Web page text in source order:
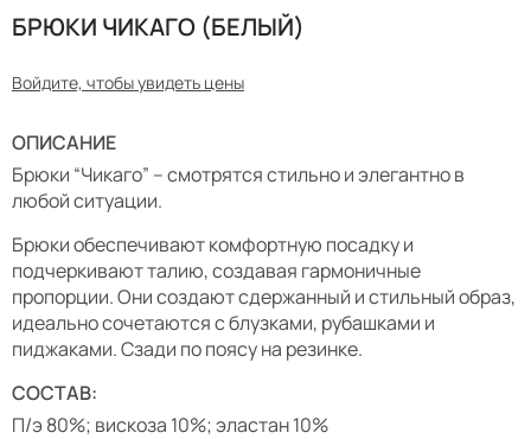
БРЮКИ ЧИКАГО (БЕЛЫЙ)
Войдите, чтобы увидеть цены
ОПИСАНИЕ
Брюки “Чикаго” – смотрятся стильно и элегантно в
любой ситуации.
Брюки обеспечивают комфортную посадку и
подчеркивают талию, создавая гармоничные
пропорции. Они создают сдержанный и стильный образ,
идеально сочетаются с блузками, рубашками и
пиджаками. Сзади по поясу на резинке.
СОСТАВ:
П/э 80%; вискоза 10%; эластан 10%